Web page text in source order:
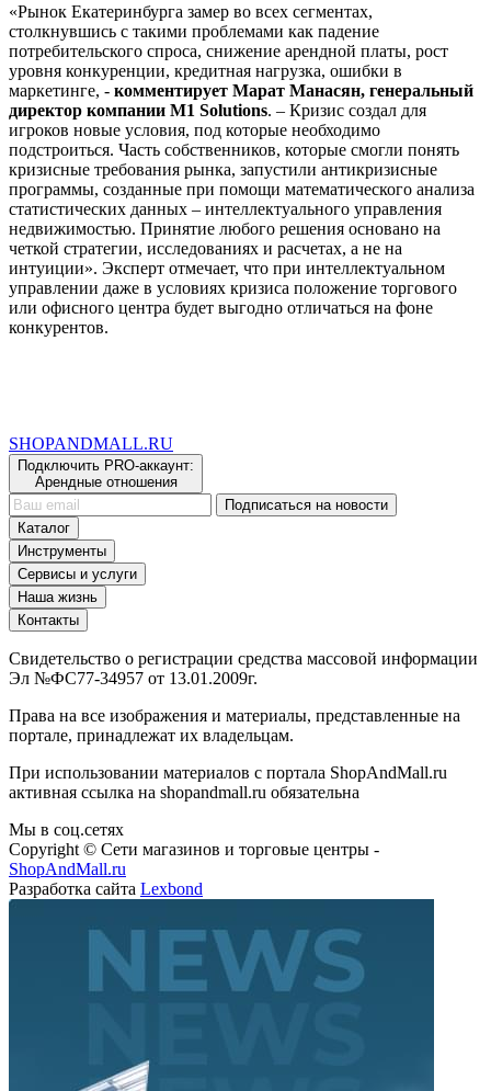
«Рынок Екатеринбурга замер во всех сегментах,
столкнувшись с такими проблемами как падение
потребительского спроса, снижение арендной платы, рост
уровня конкуренции, кредитная нагрузка, ошибки в
маркетинге, - комментирует Марат Манасян, генеральный
директор компании M1 Solutions. – Кризис создал для
игроков новые условия, под которые необходимо
подстроиться. Часть собственников, которые смогли понять
кризисные требования рынка, запустили антикризисные
программы, созданные при помощи математического анализа
статистических данных – интеллектуального управления
недвижимостью. Принятие любого решения основано на
четкой стратегии, исследованиях и расчетах, а не на
интуиции». Эксперт отмечает, что при интеллектуальном
управлении даже в условиях кризиса положение торгового
или офисного центра будет выгодно отличаться на фоне
конкурентов.
SHOPANDMALL.RU
Подключить PRO-аккаунт:
Арендные отношения
Подписаться на новости
Каталог
Инструменты
Сервисы и услуги
Наша жизнь
Контакты
Свидетельство о регистрации средства массовой информации
Эл №ФС77-34957 от 13.01.2009г.
Права на все изображения и материалы, представленные на
портале, принадлежат их владельцам.
При использовании материалов с портала ShopAndMall.ru
активная ссылка на shopandmall.ru обязательна
Мы в соц.сетях
Copyright © Сети магазинов и торговые центры -
ShopAndMall.ru
Разработка сайта Lexbond